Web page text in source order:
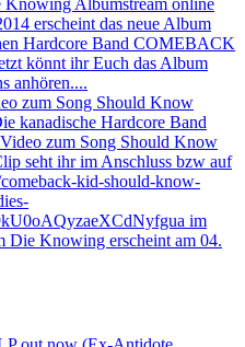
Albumstream online
erscheint das neue Album
Hardcore Band COMEBACK
könnt ihr Euch das Album
anhören....
zum Song Should Know
kanadische Hardcore Band
zum Song Should Know
seht ihr im Anschluss bzw auf
kid-should-know-
im
Die Knowing erscheint am 04.